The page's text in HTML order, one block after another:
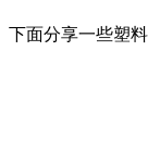
下面分享一些塑